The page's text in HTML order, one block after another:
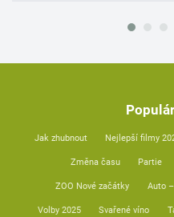
Jak zhubnout Nejlepší filmy
Změna času Partie
ZOO Nové začátky Auto
Volby 2025 Svařené víno